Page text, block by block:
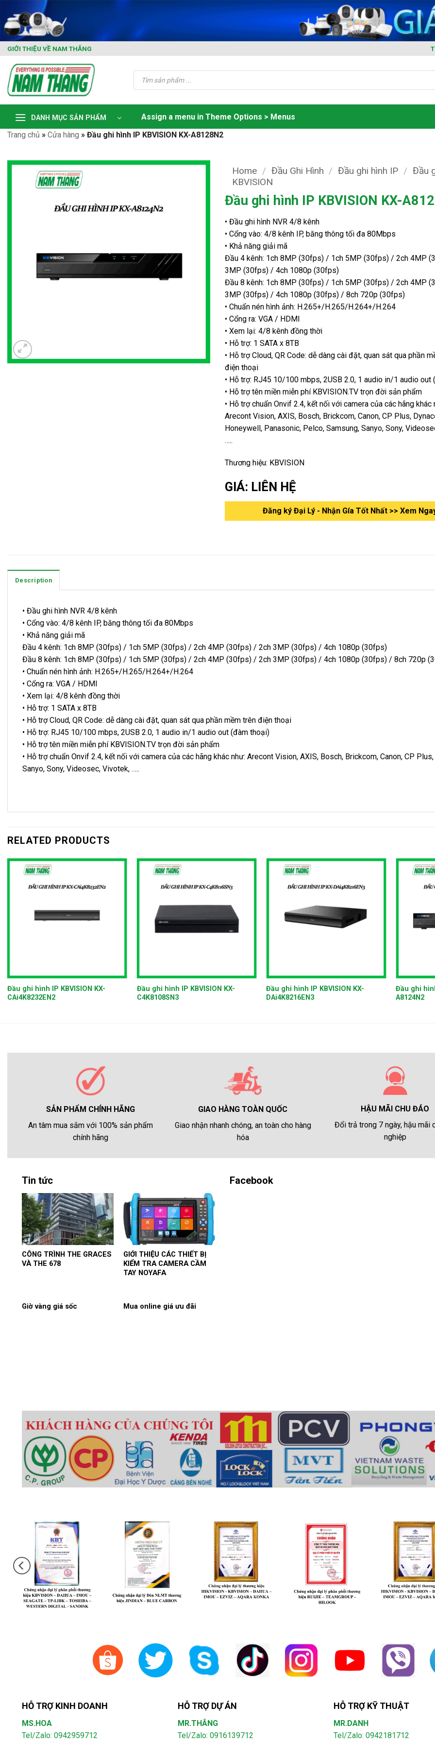
content
GIỚI THIỆU VỀ NAM THẮNG
Tìm
kiếm
phẩm
DANH MỤC SẢN PHẨM
Assign a menu in Theme Options > Menus
Trang chủ » Cửa hàng » Đầu ghi hình IP KBVISION KX-A8128N2
Home / Đầu Ghi Hình / Đầu ghi hình IP / Đầu
KBVISION
Đầu ghi hình IP KBVISION KX-
• Đầu ghi hình NVR 4/8 kênh
• Cổng vào: 4/8 kênh IP, băng thông tối đa 80Mbps
• Khả năng giải mã
Đầu 4 kênh: 1ch 8MP (30fps) / 1ch 5MP (30fps) / 2ch 4MP
3MP (30fps) / 4ch 1080p (30fps)
Đầu 8 kênh: 1ch 8MP (30fps) / 1ch 5MP (30fps) / 2ch 4MP
3MP (30fps) / 4ch 1080p (30fps) / 8ch 720p (30fps)
• Chuẩn nén hình ảnh: H.265+/H.265/H.264+/H.264
• Cổng ra: VGA / HDMI
• Xem lại: 4/8 kênh đồng thời
• Hỗ trợ: 1 SATA x 8TB
• Hỗ trợ Cloud, QR Code: dễ dàng cài đặt, quan sát qua phần
điện thoại
• Hỗ trợ: RJ45 10/100 mbps, 2USB 2.0, 1 audio in/1 audio out
• Hỗ trợ tên miền miễn phí KBVISION.TV trọn đời sản phẩm
• Hỗ trợ chuẩn Onvif 2.4, kết nối với camera của các hãng khác
Arecont Vision, AXIS, Bosch, Brickcom, Canon, CP Plus,
Honeywell, Panasonic, Pelco, Samsung, Sanyo, Sony,
…..
Thương hiệu: KBVISION
GIÁ: LIÊN HỆ
Đăng ký Đại Lý - Nhận Gía Tốt Nhất >> Xem
Description
• Đầu ghi hình NVR 4/8 kênh
• Cổng vào: 4/8 kênh IP, băng thông tối đa 80Mbps
• Khả năng giải mã
Đầu 4 kênh: 1ch 8MP (30fps) / 1ch 5MP (30fps) / 2ch 4MP (30fps) / 2ch 3MP (30fps) / 4ch 1080p (30fps)
Đầu 8 kênh: 1ch 8MP (30fps) / 1ch 5MP (30fps) / 2ch 4MP (30fps) / 2ch 3MP (30fps) / 4ch 1080p (30fps) / 8ch 720p
• Chuẩn nén hình ảnh: H.265+/H.265/H.264+/H.264
• Cổng ra: VGA / HDMI
• Xem lại: 4/8 kênh đồng thời
• Hỗ trợ: 1 SATA x 8TB
• Hỗ trợ Cloud, QR Code: dễ dàng cài đặt, quan sát qua phần mềm trên điện thoại
• Hỗ trợ: RJ45 10/100 mbps, 2USB 2.0, 1 audio in/1 audio out (đàm thoại)
• Hỗ trợ tên miền miễn phí KBVISION.TV trọn đời sản phẩm
• Hỗ trợ chuẩn Onvif 2.4, kết nối với camera của các hãng khác như: Arecont Vision, AXIS, Bosch, Brickcom, Canon, CP
Sanyo, Sony, Videosec, Vivotek, …..
RELATED PRODUCTS
Đầu ghi hình IP KBVISION KX-
CAi4K8232EN2
Đầu ghi hình IP KBVISION KX-
C4K8108SN3
Đầu ghi hình IP KBVISION KX-
DAi4K8216EN3
Đầu ghi
A8124N2
SẢN PHẨM CHÍNH HÃNG
An tâm mua sắm với 100% sản phẩm
chính hãng
GIAO HÀNG TOÀN QUỐC
Giao nhận nhanh chóng, an toàn cho hàng
hóa
HẬU MÃI CHU ĐÁO
Đổi trả trong 7 ngày, hậu mãi
nghiệp
Tin tức
CÔNG TRÌNH THE GRACES
VÀ THE 678
GIỚI THIỆU CÁC THIẾT BỊ
KIỂM TRA CAMERA CẦM
TAY NOYAFA
Giờ vàng giá sốc Mua online giá ưu đãi
Facebook
HỖ TRỢ KINH DOANH
MS.HOA
Tel/Zalo: 0942959712
HỖ TRỢ DỰ ÁN
MR.THẮNG
Tel/Zalo: 0916139712
HỖ TRỢ KỸ THUẬT
MR.DANH
Tel/Zalo: 0942181712